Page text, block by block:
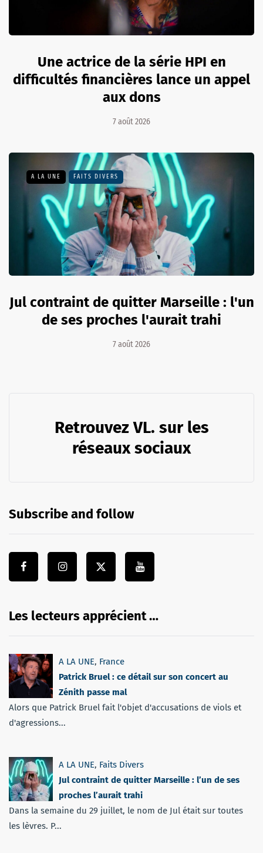
Une actrice de la série HPI en
difficultés financières lance un appel
aux dons
7 août 2026
A LA UNE FAITS DIVERS
Jul contraint de quitter Marseille : l'un
de ses proches l'aurait trahi
7 août 2026
Retrouvez VL. sur les
réseaux sociaux
Subscribe and follow
Les lecteurs apprécient …
A LA UNE, France
Patrick Bruel : ce détail sur son concert au
Zénith passe mal
Alors que Patrick Bruel fait l'objet d'accusations de viols et
d'agressions...
A LA UNE, Faits Divers
Jul contraint de quitter Marseille : l’un de ses
proches l’aurait trahi
Dans la semaine du 29 juillet, le nom de Jul était sur toutes
les lèvres. P...